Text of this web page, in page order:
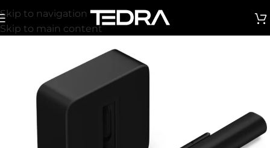
Skip to navigation
Skip to main content